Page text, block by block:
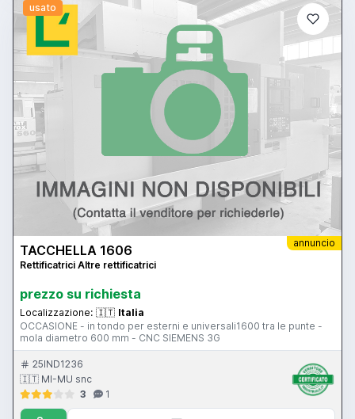
usato
annuncio
TACCHELLA 1606
Rettificatrici Altre rettificatrici
prezzo su richiesta
Localizzazione: 🇮🇹 Italia
OCCASIONE - in tondo per esterni e universali1600 tra le punte -
mola diametro 600 mm - CNC SIEMENS 3G
25IND1236
🇮🇹 MI-MU snc
3
1